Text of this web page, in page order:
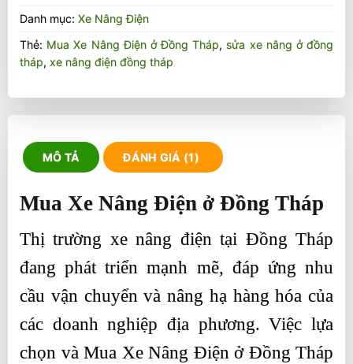
Danh mục: Xe Nâng Điện
Thẻ: Mua Xe Nâng Điện ở Đồng Tháp,sửa xe nâng ở đồng
tháp, xe nâng điện đồng tháp
MÔ TẢ ĐÁNH GIÁ (1)
Mua Xe Nâng Điện ở Đồng Tháp
Thị trường xe nâng điện tại Đồng Tháp
đang phát triển mạnh mẽ, đáp ứng nhu
cầu vận chuyển và nâng hạ hàng hóa của
các doanh nghiệp địa phương. Việc lựa
chọn và Mua Xe Nâng Điện ở Đồng Tháp